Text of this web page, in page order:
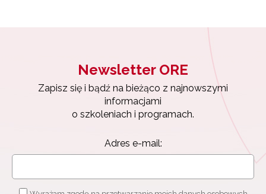
Newsletter ORE
Zapisz się i bądź na bieżąco z najnowszymi
informacjami
o szkoleniach i programach.
Adres e-mail: